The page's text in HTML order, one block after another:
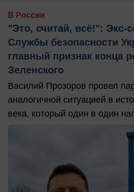
В России
"Это, считай, всё!": Экс-
Службы безопасности
главный признак конца
Зеленского
Василий Прозоров провел
аналогичной ситуацией в
века, который один в один